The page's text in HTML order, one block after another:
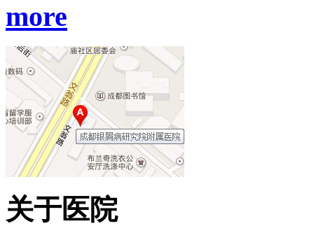
more
关于医院